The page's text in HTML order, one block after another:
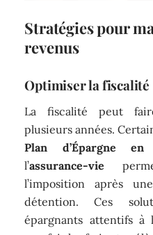
Stratégies pour
revenus
Optimiser la fiscalité
La fiscalité peut
plusieurs années.
Plan d’Épargne en
l’assurance-vie
l’imposition après
détention. Ces
épargnants attentifs à